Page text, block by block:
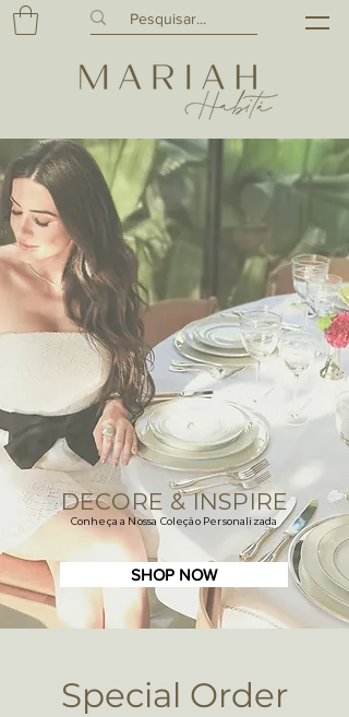
DECORE & INSPIRE
Conheça a Nossa Coleção Personalizada
SHOP NOW
Special Order